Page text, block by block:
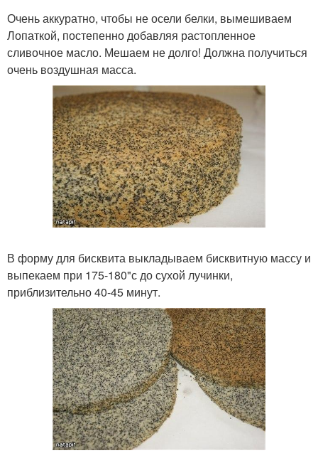
Очень аккуратно, чтобы не осели белки, вымешиваем
Лопаткой, постепенно добавляя растопленное
сливочное масло. Мешаем не долго! Должна получиться
очень воздушная масса.
В форму для бисквита выкладываем бисквитную массу и
выпекаем при 175-180"с до сухой лучинки,
приблизительно 40-45 минут.